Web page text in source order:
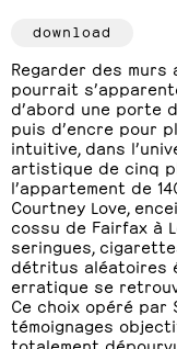
download
Regarder des
pourrait
d’abord une porte
puis d’encre pour
intuitive, dans
artistique de cinq
l’appartement de
Courtney Love,
cossu de Fairfax à
seringues,
détritus aléatoires
erratique se
Ce choix opéré par
témoignages
totalement